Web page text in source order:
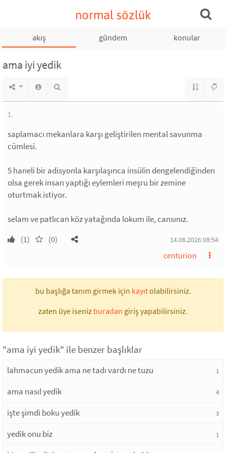
normal sözlük
akış gündem konular
ama iyi yedik
1.
saplamacı mekanlara karşı geliştirilen mental savunma
cümlesi.
5 haneli bir adisyonla karşılaşınca insülin dengelendiğinden
olsa gerek insan yaptığı eylemleri meşru bir zemine
oturtmak istiyor.
selam ve patlıcan köz yatağında lokum ile, cansınız.
(1) (0) 14.06.2026 08:54
centurion
bu başlığa tanım girmek için kayıtolabilirsiniz.
zaten üye iseniz buradan giriş yapabilirsiniz.
"ama iyi yedik" ile benzer başlıklar
lahmacun yedik ama ne tadı vardı ne tuzu 1
ama nasıl yedik 4
işte şimdi boku yedik 3
yedik onu biz 1